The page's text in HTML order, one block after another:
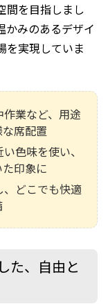
間を目指しまし
かみのあるデザイ
を実現していま
業など、用途
席配置
色味を使い、
印象に
どこでも快適
た、自由と